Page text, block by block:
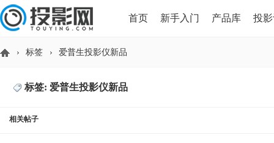
首页 新手入门 产品库 投
HDMI版本对比 导读
› 标签 › 爱普生投影仪新品
标签: 爱普生投影仪新品
相关帖子